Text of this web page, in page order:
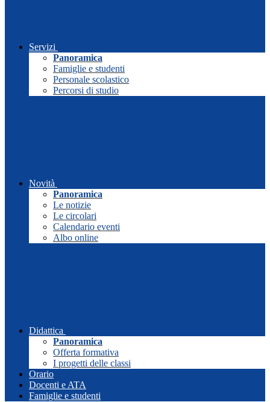
Servizi
Panoramica
Famiglie e studenti
Personale scolastico
Percorsi di studio
Novità
Panoramica
Le notizie
Le circolari
Calendario eventi
Albo online
Didattica
Panoramica
Offerta formativa
I progetti delle classi
Orario
Docenti e ATA
Famiglie e studenti